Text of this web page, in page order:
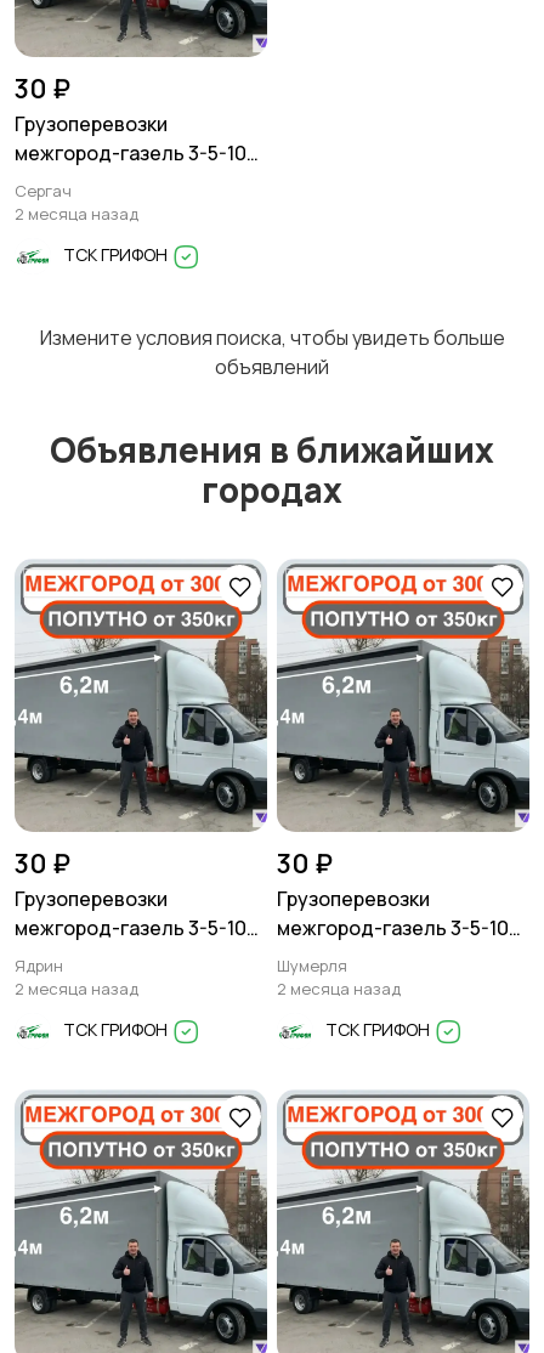
Уборка
Обучение Красота и здоровье
Деловые услуги
Писатели Сценаристы
Организация
праздников
Фото- и видеосъемка
Изготовление на
заказ
Продукты питания
Уход за животными Юридические услуги
Другое
30 ₽
Грузоперевозки
межгород-газель 3-5-10
тонн
Сергач
2 месяца назад
ТСК ГРИФОН
Измените условия поиска, чтобы увидеть больше
объявлений
Объявления в ближайших
городах
30 ₽
Грузоперевозки
межгород-газель 3-5-10
тонн
Ядрин
2 месяца назад
ТСК ГРИФОН
30 ₽
Грузоперевозки
межгород-газель 3-5-10
тонн
Шумерля
2 месяца назад
ТСК ГРИФОН